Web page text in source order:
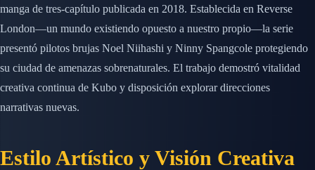
manga de tres-capítulo publicada en 2018. Establecida en Reverse
London—un mundo existiendo opuesto a nuestro propio—la serie
presentó pilotos brujas Noel Niihashi y Ninny Spangcole protegiendo
su ciudad de amenazas sobrenaturales. El trabajo demostró vitalidad
creativa continua de Kubo y disposición explorar direcciones
narrativas nuevas.
Estilo Artístico y Visión Creativa